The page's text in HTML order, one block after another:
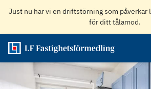
Just nu har vi en driftstörning som påverkar
för ditt tålamod.